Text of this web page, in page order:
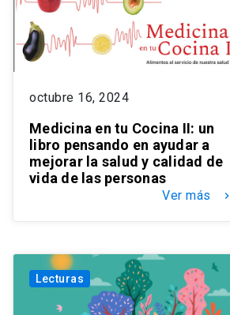
octubre 16, 2024
Medicina en tu Cocina II: un
libro pensando en ayudar a
mejorar la salud y calidad de
vida de las personas
Ver más keyboard_arrow_right
Lecturas